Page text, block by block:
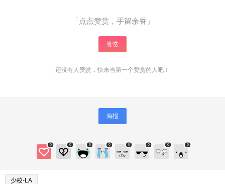
「点点赞赏，手留余香」
赞赏
还没有人赞赏，快来当第一个赞赏的人吧！
海报
0 0 0 0 0 0 0 0
少校-LA